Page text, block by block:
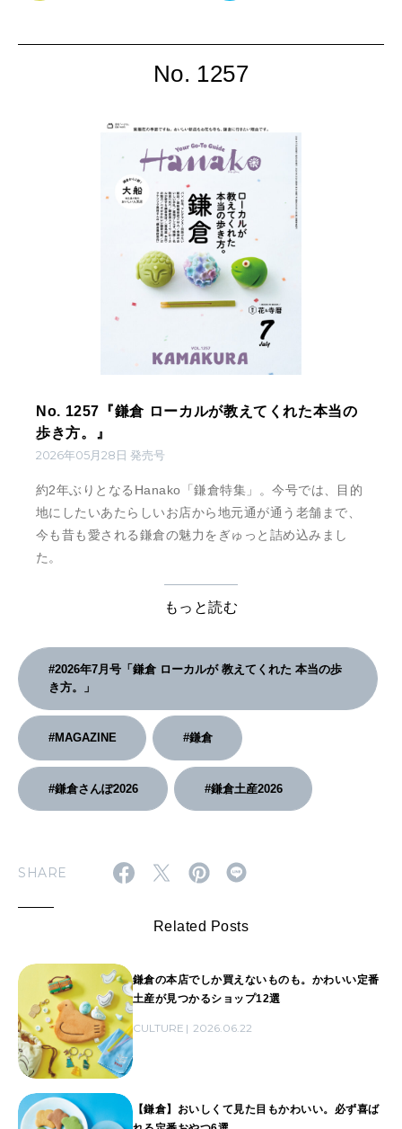
No. 1257
No. 1257『鎌倉 ローカルが教えてくれた本当の
歩き方。』
2026年05月28日 発売号
約2年ぶりとなるHanako「鎌倉特集」。今号では、目的
地にしたいあたらしいお店から地元通が通う老舗まで、
今も昔も愛される鎌倉の魅力をぎゅっと詰め込みまし
た。
もっと読む
#2026年7月号「鎌倉 ローカルが 教えてくれた 本当の歩
き方。」
#MAGAZINE #鎌倉
#鎌倉さんぽ2026 #鎌倉土産2026
SHARE
Related Posts
鎌倉の本店でしか買えないものも。かわいい定番
土産が見つかるショップ12選
CULTURE 2026.06.22
【鎌倉】おいしくて見た目もかわいい。必ず喜ば